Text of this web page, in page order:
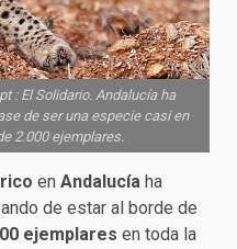
: El Solidario. Andalucía ha
de ser una especie casi en
2.000 ejemplares.
en Andalucía ha
de estar al borde de
ejemplares en toda la